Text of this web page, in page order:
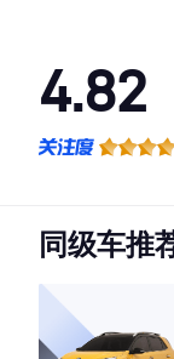
4.82
·空间表现较为优
同级车推